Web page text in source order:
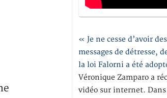
« Je ne cesse d’avoir
messages de détresse,
la loi Falorni a été
Véronique Zamparo a
vidéo sur internet.